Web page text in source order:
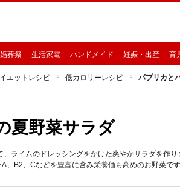
葬祭 生活家電 ハンドメイド 妊娠・出産 育
エットレシピ 低カロリーレシピ パプリカと
夏野菜サラダ
ライムのドレッシングをかけた爽やかサラダを作
B2、Cなどを豊富に含み栄養価も高めのお野菜です